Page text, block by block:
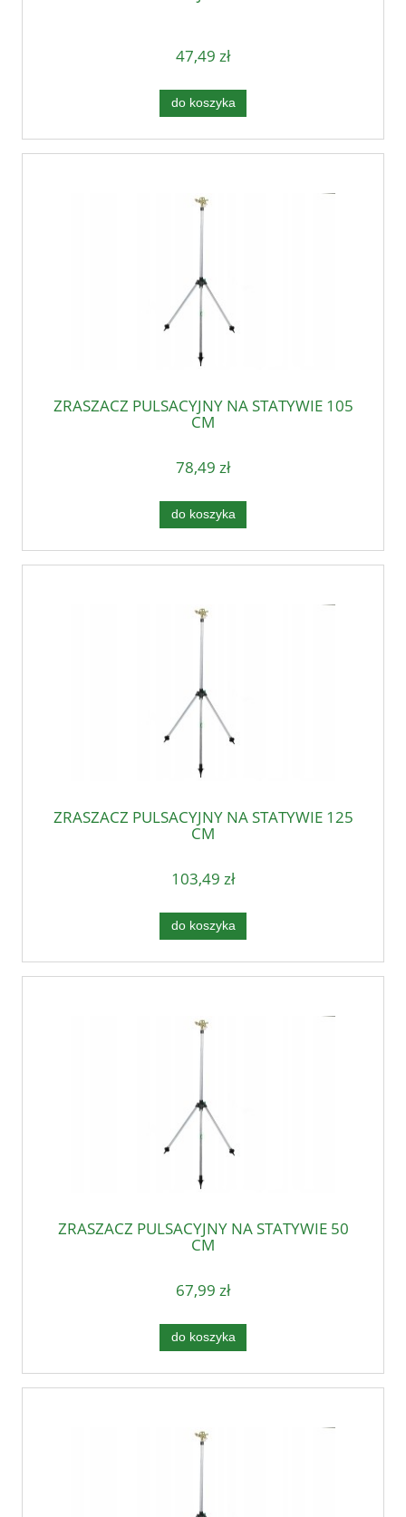
47,49 zł
do koszyka
ZRASZACZ PULSACYJNY NA STATYWIE 105
CM
78,49 zł
do koszyka
ZRASZACZ PULSACYJNY NA STATYWIE 125
CM
103,49 zł
do koszyka
ZRASZACZ PULSACYJNY NA STATYWIE 50
CM
67,99 zł
do koszyka